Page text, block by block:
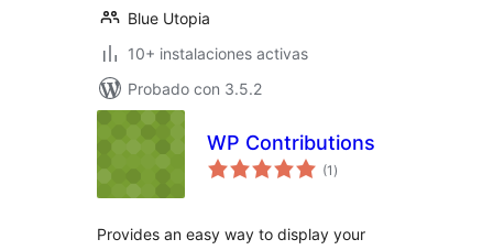
Blue Utopia
10+ instalaciones activas
Probado con 3.5.2
WP Contributions
(1 total
de
)
Provides an easy way to display your